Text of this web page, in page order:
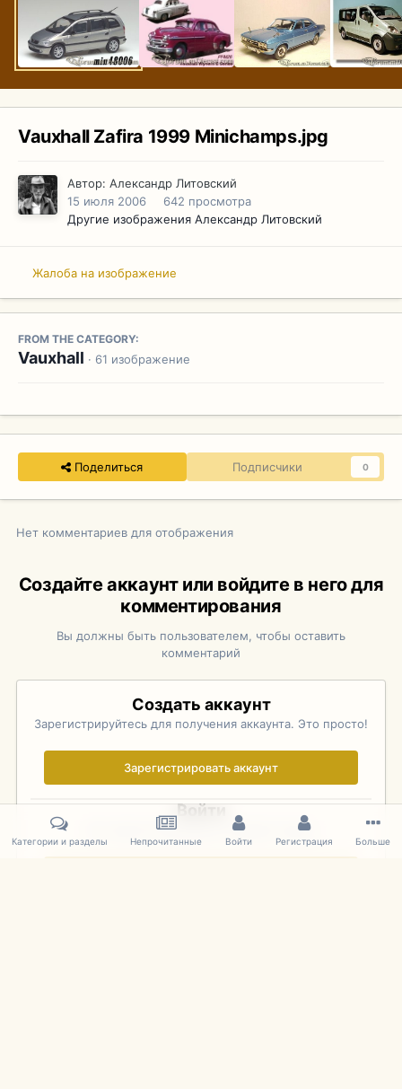
Vauxhall Zafira 1999 Minichamps.jpg
Автор: Александр Литовский
15 июля 2006
642 просмотра
Другие изображения Александр Литовский
Жалоба на изображение
FROM THE CATEGORY:
Vauxhall · 61 изображение
Поделиться Подписчики 0
Нет комментариев для отображения
Создайте аккаунт или войдите в него для
комментирования
Вы должны быть пользователем, чтобы оставить
комментарий
Создать аккаунт
Зарегистрируйтесь для получения аккаунта. Это просто!
Зарегистрировать аккаунт
Войти
Уже зарегистрированы? Войдите здесь.
Категории и разделы Непрочитанные Войти Регистрация Больше